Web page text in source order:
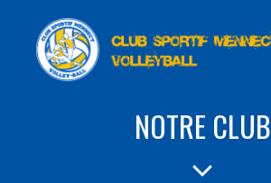
NOTRE CLUB